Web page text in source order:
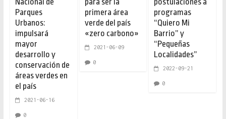
Parques
Urbanos:
impulsará
mayor
desarrollo y
conservación de
áreas verdes en
el país
2021-06-16
0
primera área
verde del país
«zero carbono»
2021-06-09
0
programas
“Quiero Mi
Barrio” y
“Pequeñas
Localidades”
2022-09-21
0